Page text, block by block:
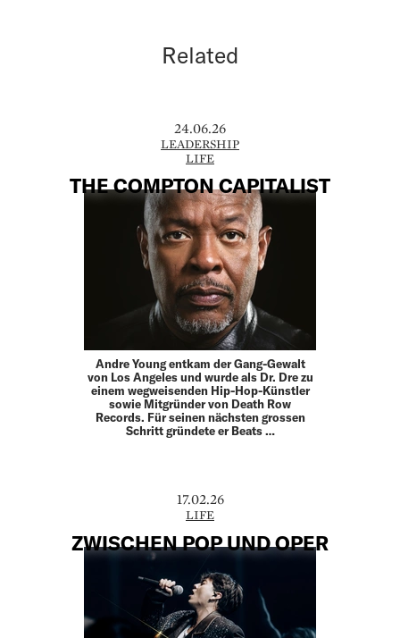
Related
24.06.26
LEADERSHIP
LIFE
THE COMPTON CAPITALIST
Andre Young entkam der Gang-Gewalt
von Los Angeles und wurde als Dr. Dre zu
einem wegweisenden Hip-Hop-­Künstler
sowie Mitgründer von Death Row
Records. Für seinen ­nächsten grossen
Schritt gründete er Beats …
17.02.26
LIFE
ZWISCHEN POP UND OPER